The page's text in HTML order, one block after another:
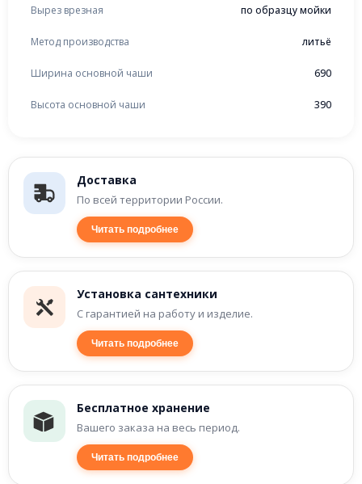
Доставка
По всей территории России.
Читать подробнее
Установка сантехники
С гарантией на работу и изделие.
Читать подробнее
Бесплатное хранение
Вашего заказа на весь период.
Читать подробнее
Вырез врезная по образцу мойки
Метод производства литьё
Ширина основной чаши 690
Высота основной чаши 390